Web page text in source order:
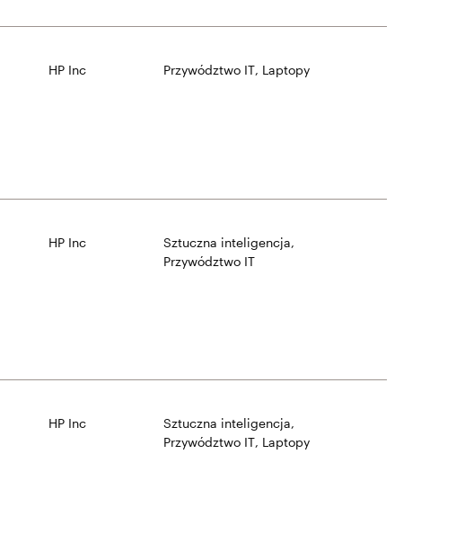
HP Inc Przywództwo IT, Laptopy
HP Inc Sztuczna inteligencja,
Przywództwo IT
HP Inc Sztuczna inteligencja,
Przywództwo IT, Laptopy